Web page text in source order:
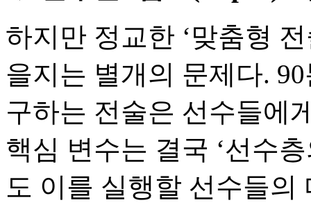
하지만 정교한 ‘맞춤형
을지는 별개의 문제다.
구하는 전술은 선수들에
핵심 변수는 결국 ‘선수
도 이를 실행할 선수들의